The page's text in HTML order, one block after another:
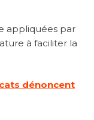
appliquées par
à faciliter la
dénoncent